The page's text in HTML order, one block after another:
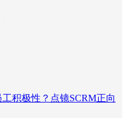
积极性？点镜SCRM正向